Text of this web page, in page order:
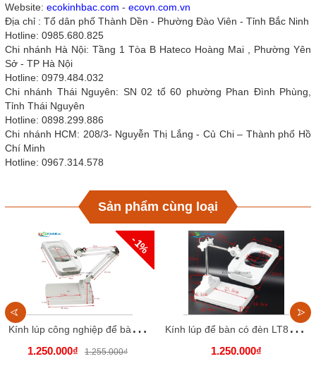
Website: ecokinhbac.com - ecovn.com.vn
Địa chỉ : Tổ dân phố Thành Dền - Phường Đào Viên - Tỉnh Bắc Ninh
Hotline: 0985.680.825
Chi nhánh Hà Nội: Tầng 1 Tòa B Hateco Hoàng Mai , Phường Yên
Sở - TP Hà Nội
Hotline: 0979.484.032
Chi nhánh Thái Nguyên: SN 02 tổ 60 phường Phan Đình Phùng,
Tỉnh Thái Nguyên
Hotline: 0898.299.886
Chi nhánh HCM: 208/3- Nguyễn Thị Lắng - Củ Chi – Thành phố Hồ
Chí Minh
Hotline: 0967.314.578
Sản phẩm cùng loại
- 1%
K
ính lúp công nghiệp để bàn LT86I. Thấu kính trắng, góc quan sát to, rộng
1.250.000₫ 1.255.000₫
K
ính lúp để bàn có đèn LT86H, thấu kính trắng
1.250.000₫